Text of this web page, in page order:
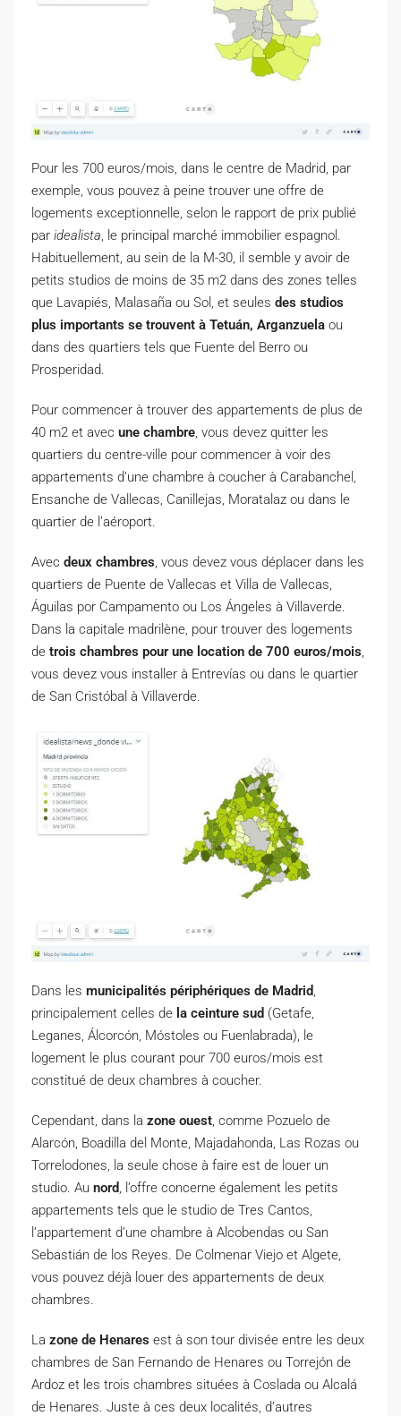
Pour les 700 euros/mois, dans le centre de Madrid, par
exemple, vous pouvez à peine trouver une offre de
logements exceptionnelle, selon le rapport de prix publié
par idealista, le principal marché immobilier espagnol.
Habituellement, au sein de la M-30, il semble y avoir de
petits studios de moins de 35 m2 dans des zones telles
que Lavapiés, Malasaña ou Sol, et seules des studios
plus importants se trouvent à Tetuán, Arganzuela ou
dans des quartiers tels que Fuente del Berro ou
Prosperidad.
Pour commencer à trouver des appartements de plus de
40 m2 et avec une chambre, vous devez quitter les
quartiers du centre-ville pour commencer à voir des
appartements d’une chambre à coucher à Carabanchel,
Ensanche de Vallecas, Canillejas, Moratalaz ou dans le
quartier de l’aéroport.
Avec deux chambres, vous devez vous déplacer dans les
quartiers de Puente de Vallecas et Villa de Vallecas,
Águilas por Campamento ou Los Ángeles à Villaverde.
Dans la capitale madrilène, pour trouver des logements
de trois chambres pour une location de 700 euros/mois,
vous devez vous installer à Entrevías ou dans le quartier
de San Cristóbal à Villaverde.
Dans les municipalités périphériques de Madrid,
principalement celles de la ceinture sud (Getafe,
Leganes, Álcorcón, Móstoles ou Fuenlabrada), le
logement le plus courant pour 700 euros/mois est
constitué de deux chambres à coucher.
Cependant, dans la zone ouest, comme Pozuelo de
Alarcón, Boadilla del Monte, Majadahonda, Las Rozas ou
Torrelodones, la seule chose à faire est de louer un
studio. Au nord, l’offre concerne également les petits
appartements tels que le studio de Tres Cantos,
l’appartement d’une chambre à Alcobendas ou San
Sebastián de los Reyes. De Colmenar Viejo et Algete,
vous pouvez déjà louer des appartements de deux
chambres.
La zone de Henares est à son tour divisée entre les deux
chambres de San Fernando de Henares ou Torrejón de
Ardoz et les trois chambres situées à Coslada ou Alcalá
de Henares. Juste à ces deux localités, d’autres